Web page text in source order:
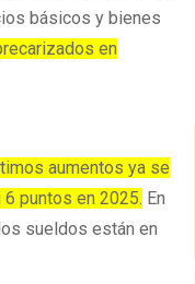
básicos y bienes
en
aumentos ya se
puntos en 2025. En
sueldos están en